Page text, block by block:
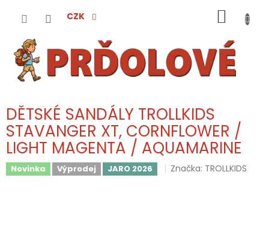
CZK
KOŠÍK
DĚTSKÉ SANDÁLY TROLLKIDS
STAVANGER XT, CORNFLOWER /
LIGHT MAGENTA / AQUAMARINE
Novinka Výprodej JARO 2026 Značka: TROLLKIDS